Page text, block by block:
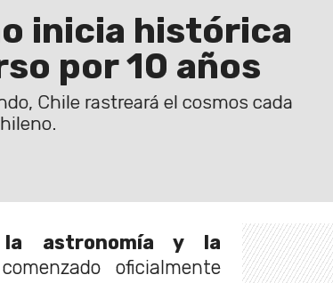
inicia histórica
por 10 años
Chile rastreará el cosmos cada
astronomía y la
oficialmente